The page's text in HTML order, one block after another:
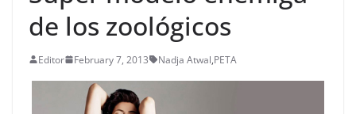
de los zoológicos
Editor February 7, 2013 Nadja Atwal,PETA